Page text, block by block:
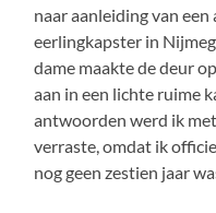
naar aanleiding van
eerlingkapster in
dame maakte de deur
aan in een lichte ruime
antwoorden werd ik
verraste, omdat ik
nog geen zestien jaar